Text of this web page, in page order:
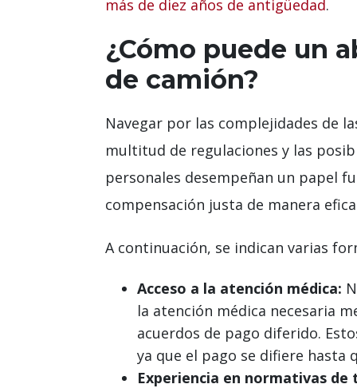
más de diez años de antigüedad.
¿Cómo puede un
de camión?
Navegar por las complejidades de
multitud de regulaciones y las
personales desempeñan un papel
compensación justa de manera
A continuación, se indican varias
Acceso a la atención médica:
la atención médica necesaria
acuerdos de pago diferido.
ya que el pago se difiere hasta
Experiencia en normativas